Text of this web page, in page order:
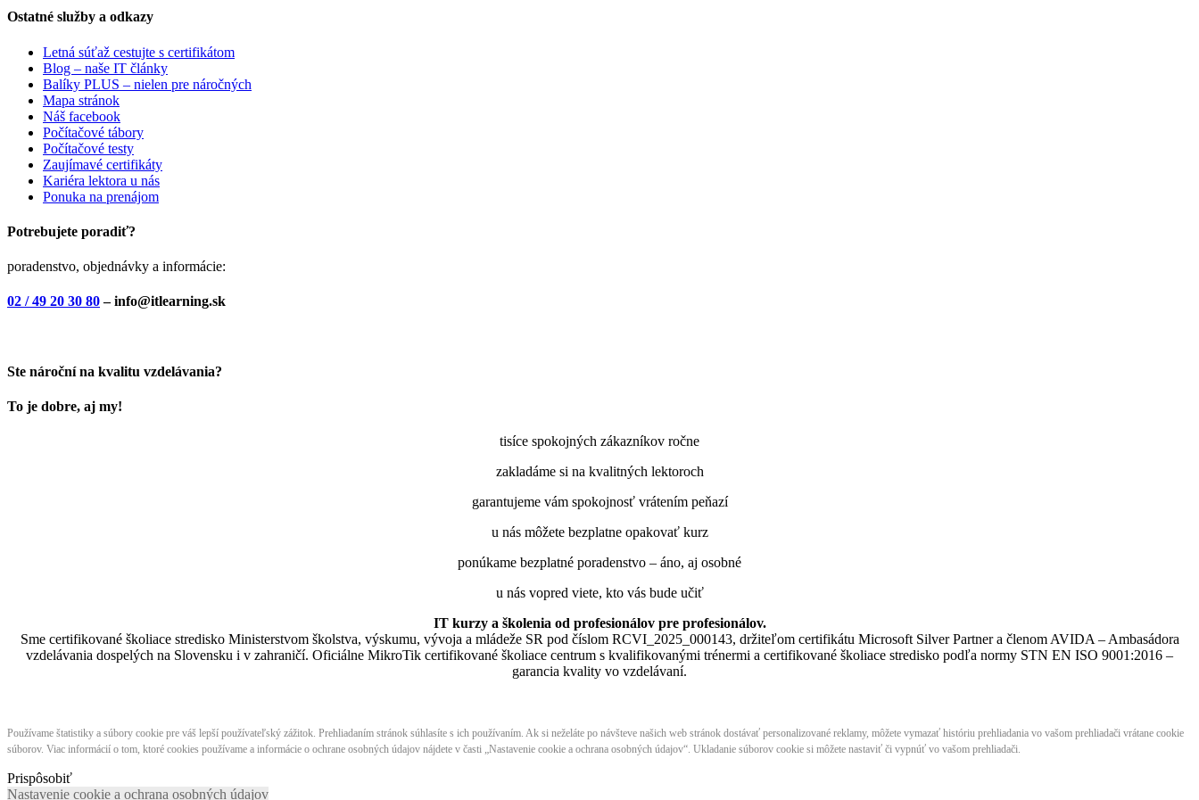
Ostatné služby a odkazy
Letná súťaž cestujte s certifikátom
Blog – naše IT články
Balíky PLUS – nielen pre náročných
Mapa stránok
Náš facebook
Počítačové tábory
Počítačové testy
Zaujímavé certifikáty
Kariéra lektora u nás
Ponuka na prenájom
Potrebujete poradiť?
poradenstvo, objednávky a informácie:
02 / 49 20 30 80– info@itlearning.sk
Ste nároční na kvalitu vzdelávania?
To je dobre, aj my!
tisíce spokojných zákazníkov ročne
zakladáme si na kvalitných lektoroch
garantujeme vám spokojnosť vrátením peňazí
u nás môžete bezplatne opakovať kurz
ponúkame bezplatné poradenstvo – áno, aj osobné
u nás vopred viete, kto vás bude učiť
IT kurzy a školenia od profesionálov pre profesionálov.
Sme certifikované školiace stredisko Ministerstvom školstva, výskumu, vývoja a mládeže SR pod číslom RCVI_2025_000143, držiteľom certifikátu Microsoft Silver Partner a členom AVIDA – Ambasádora
vzdelávania dospelých na Slovensku i v zahraničí.​​​​​​​​​​​​​​​​ Oficiálne MikroTik certifikované školiace centrum s kvalifikovanými trénermi ​​​​​​​​​​a certifikované školiace stredisko podľa normy STN EN ISO 9001:2016 –
garancia kvality vo vzdelávaní.
Používame štatistiky a súbory cookie pre váš lepší používateľský zážitok. Prehliadaním stránok súhlasíte s ich používaním. Ak si neželáte po návšteve našich web stránok dostávať personalizované reklamy, môžete vymazať históriu prehliadania vo vašom prehliadači vrátane cookie
súborov. Viac informácií o tom, ktoré cookies používame a informácie o ochrane osobných údajov nájdete v časti „Nastavenie cookie a ochrana osobných údajov“. Ukladanie súborov cookie si môžete nastaviť či vypnúť vo vašom prehliadači.
Prispôsobiť
Nastavenie cookie a ochrana osobných údajov